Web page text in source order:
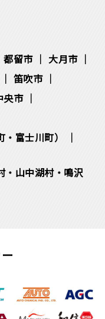
都留市
大月市
笛吹市
央市
富士川町）
・山中湖村・鳴沢